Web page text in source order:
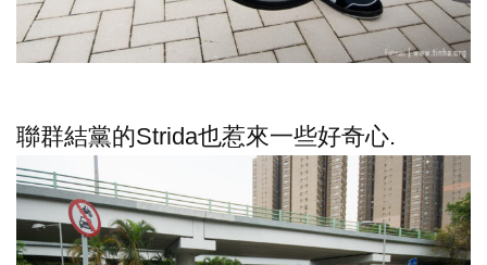
聯群結黨的Strida也惹來一些好奇心.